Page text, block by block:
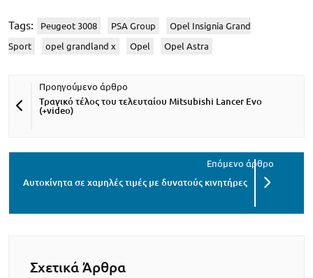
Tags: Peugeot 3008 PSA Group Opel Insignia Grand
Sport opel grandland x Opel Opel Astra
Τραγικό τέλος του τελευταίου Mitsubishi Lancer Evo
(+video)
Αυτοκίνητα σε χαμηλές τιμές με δυνατούς κινητήρες
Σχετικά Άρθρα